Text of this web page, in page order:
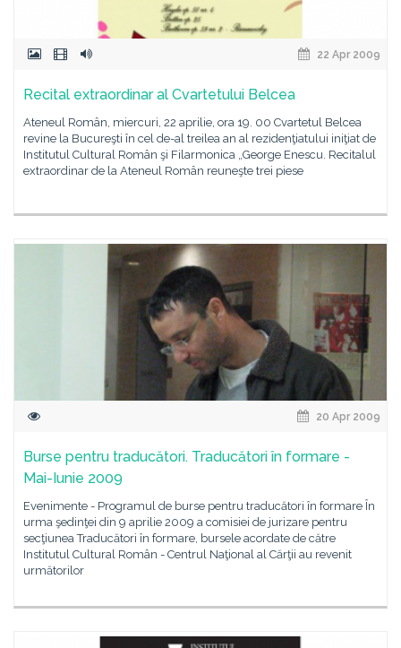
22 Apr 2009
Recital extraordinar al Cvartetului Belcea
Ateneul Român, miercuri, 22 aprilie, ora 19. 00 Cvartetul Belcea
revine la Bucureşti în cel de-al treilea an al rezidenţiatului iniţiat de
Institutul Cultural Român şi Filarmonica „George Enescu. Recitalul
extraordinar de la Ateneul Român reuneşte trei piese
20 Apr 2009
Burse pentru traducători. Traducători în formare -
Mai-Iunie 2009
Evenimente - Programul de burse pentru traducători în formare În
urma şedinţei din 9 aprilie 2009 a comisiei de jurizare pentru
secţiunea Traducători în formare, bursele acordate de către
Institutul Cultural Român - Centrul Naţional al Cărţii au revenit
următorilor